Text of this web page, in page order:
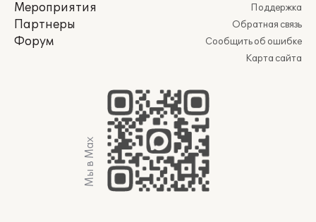
Мероприятия
Партнеры
Форум
Поддержка
Обратная связь
Сообщить об ошибке
Карта сайта
Мы в Max